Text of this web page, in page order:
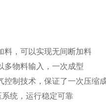
料，可以实现无间断加料
多物料输入，一次成型
控制技术，保证了一次压缩
统，运行稳定可靠